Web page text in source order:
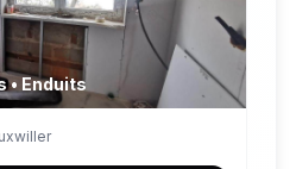
• Enduits